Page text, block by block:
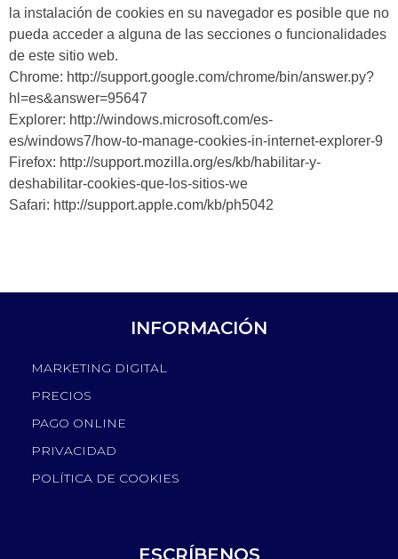
la instalación de cookies en su navegador es posible que no
pueda acceder a alguna de las secciones o funcionalidades
de este sitio web.
Chrome: http://support.google.com/chrome/bin/answer.py?
hl=es&answer=95647
Explorer: http://windows.microsoft.com/es-
es/windows7/how-to-manage-cookies-in-internet-explorer-9
Firefox: http://support.mozilla.org/es/kb/habilitar-y-
deshabilitar-cookies-que-los-sitios-we
Safari: http://support.apple.com/kb/ph5042
INFORMACIÓN
MARKETING DIGITAL
PRECIOS
PAGO ONLINE
PRIVACIDAD
POLÍTICA DE COOKIES
ESCRÍBENOS